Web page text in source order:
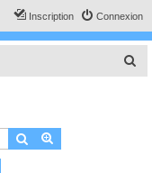
Connexion
Inscription
Rechercher